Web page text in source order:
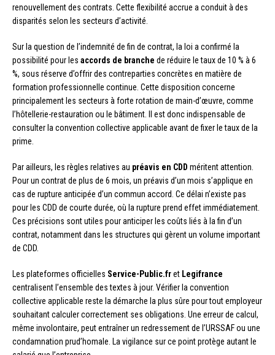
renouvellement des contrats. Cette flexibilité accrue a conduit à des
disparités selon les secteurs d’activité.
Sur la question de l’indemnité de fin de contrat, la loi a confirmé la
possibilité pour les accords de branche de réduire le taux de 10 % à 6
%, sous réserve d’offrir des contreparties concrètes en matière de
formation professionnelle continue. Cette disposition concerne
principalement les secteurs à forte rotation de main-d’œuvre, comme
l’hôtellerie-restauration ou le bâtiment. Il est donc indispensable de
consulter la convention collective applicable avant de fixer le taux de la
prime.
Par ailleurs, les règles relatives au préavis en CDD méritent attention.
Pour un contrat de plus de 6 mois, un préavis d’un mois s’applique en
cas de rupture anticipée d’un commun accord. Ce délai n’existe pas
pour les CDD de courte durée, où la rupture prend effet immédiatement.
Ces précisions sont utiles pour anticiper les coûts liés à la fin d’un
contrat, notamment dans les structures qui gèrent un volume important
de CDD.
Les plateformes officielles Service-Public.fret Legifrance
centralisent l’ensemble des textes à jour. Vérifier la convention
collective applicable reste la démarche la plus sûre pour tout employeur
souhaitant calculer correctement ses obligations. Une erreur de calcul,
même involontaire, peut entraîner un redressement de l’URSSAF ou une
condamnation prud’homale. La vigilance sur ce point protège autant le